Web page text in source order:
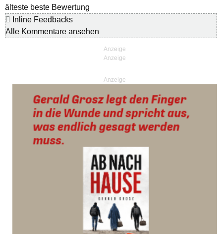
älteste beste Bewertung
Inline Feedbacks
Alle Kommentare ansehen
Anzeige